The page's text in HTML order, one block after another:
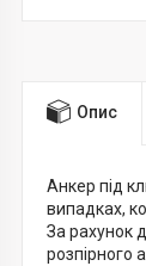
Опис
Анкер під
випадках,
За рахунок
розпірного